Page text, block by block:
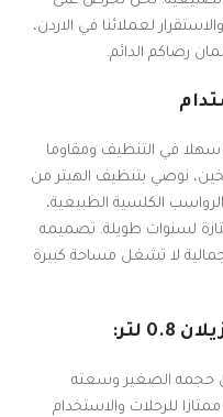
لعملائنا في الاردن،
رضاكم الدائم.
سهلا في التنظيف ومقاوما
نوصي بتنظيف الهيتر من
الرواسب الكلسية الطبيعية،
لسنوات طويلة. تصميمه
لا تشغل مساحة كبيرة
لتر:
حجمه الصغير وسعته
يعتبر خيارا ممتازا للرحلات والاستخدام